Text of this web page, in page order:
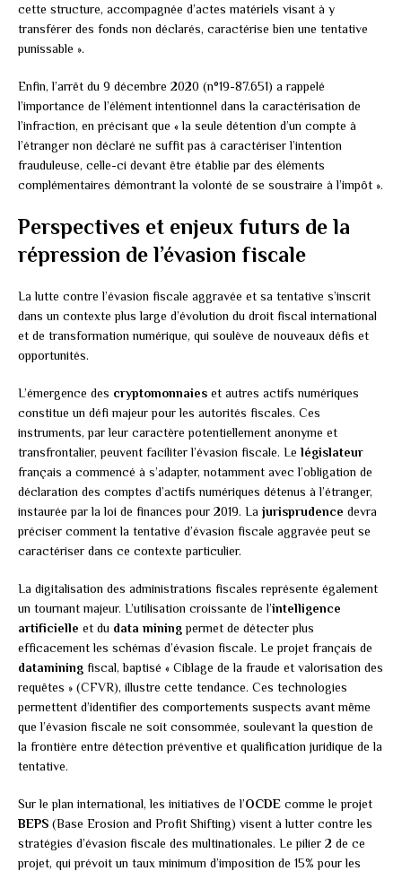
cette structure, accompagnée d’actes matériels visant à y
transférer des fonds non déclarés, caractérise bien une tentative
punissable ».
Enfin, l’arrêt du 9 décembre 2020 (n°19-87.651) a rappelé
l’importance de l’élément intentionnel dans la caractérisation de
l’infraction, en précisant que « la seule détention d’un compte à
l’étranger non déclaré ne suffit pas à caractériser l’intention
frauduleuse, celle-ci devant être établie par des éléments
complémentaires démontrant la volonté de se soustraire à l’impôt ».
Perspectives et enjeux futurs de la
répression de l’évasion fiscale
La lutte contre l’évasion fiscale aggravée et sa tentative s’inscrit
dans un contexte plus large d’évolution du droit fiscal international
et de transformation numérique, qui soulève de nouveaux défis et
opportunités.
L’émergence des cryptomonnaies et autres actifs numériques
constitue un défi majeur pour les autorités fiscales. Ces
instruments, par leur caractère potentiellement anonyme et
transfrontalier, peuvent faciliter l’évasion fiscale. Le législateur
français a commencé à s’adapter, notamment avec l’obligation de
déclaration des comptes d’actifs numériques détenus à l’étranger,
instaurée par la loi de finances pour 2019. La jurisprudence devra
préciser comment la tentative d’évasion fiscale aggravée peut se
caractériser dans ce contexte particulier.
La digitalisation des administrations fiscales représente également
un tournant majeur. L’utilisation croissante de l’intelligence
artificielle et du data mining permet de détecter plus
efficacement les schémas d’évasion fiscale. Le projet français de
datamining fiscal, baptisé « Ciblage de la fraude et valorisation des
requêtes » (CFVR), illustre cette tendance. Ces technologies
permettent d’identifier des comportements suspects avant même
que l’évasion fiscale ne soit consommée, soulevant la question de
la frontière entre détection préventive et qualification juridique de la
tentative.
Sur le plan international, les initiatives de l’OCDE comme le projet
BEPS (Base Erosion and Profit Shifting) visent à lutter contre les
stratégies d’évasion fiscale des multinationales. Le pilier 2 de ce
projet, qui prévoit un taux minimum d’imposition de 15% pour les